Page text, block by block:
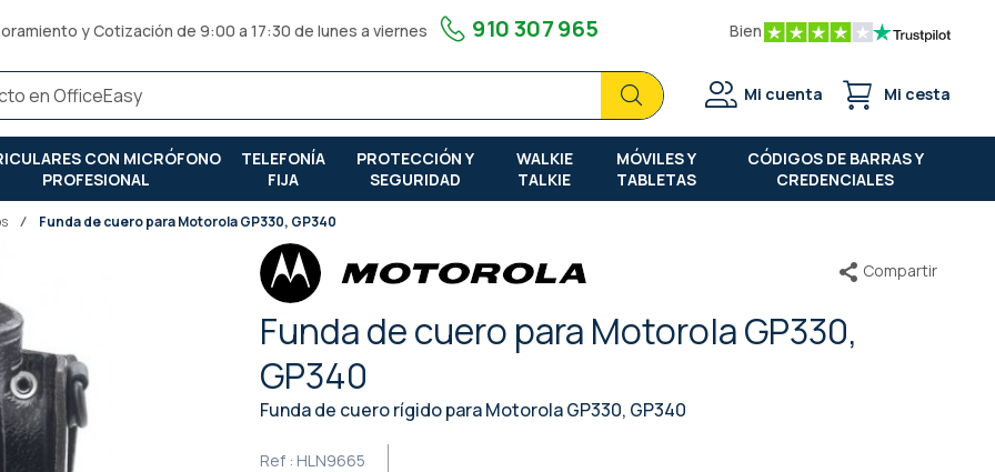
y Cotización de 9:00 a 17:30 de lunes a viernes 910 307 965 Bien
BuscarBuscar
Mi cuenta Mi cesta
CON MICRÓFONO
PROFESIONAL
TELEFONÍA
FIJA
PROTECCIÓN Y
SEGURIDAD
WALKIE
TALKIE
MÓVILES Y
TABLETAS
CÓDIGOS DE BARRAS Y
CREDENCIALES
Funda de cuero para Motorola GP330, GP340
Funda de cuero para Motorola GP330,
GP340
Funda de cuero rígido para Motorola GP330, GP340
Ref : HLN9665
Compartir